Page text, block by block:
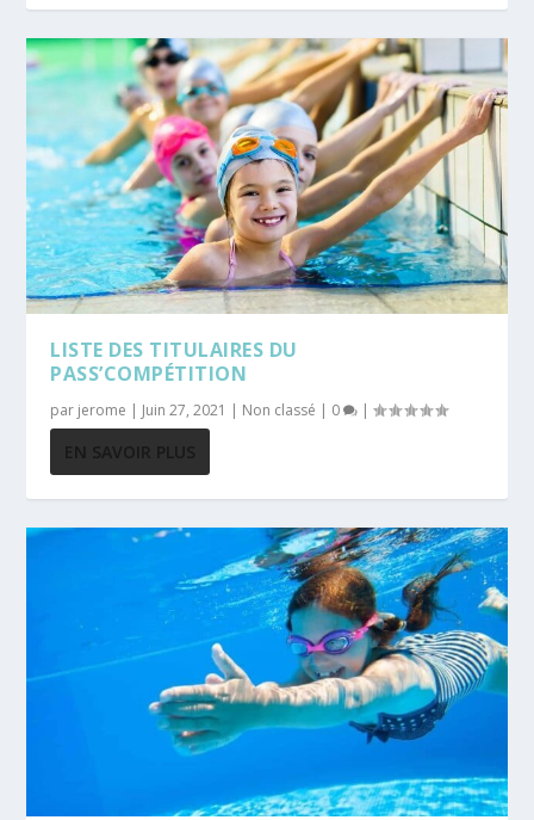
LISTE DES TITULAIRES DU
PASS’COMPÉTITION
par jerome | Juin 27, 2021 | Non classé | 0 |